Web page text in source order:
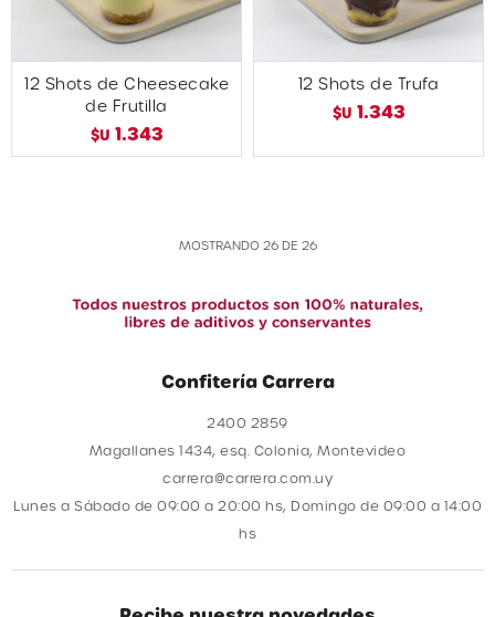
12 Shots de Cheesecake
de Frutilla
$U 1.343
12 Shots de Trufa
$U 1.343
MOSTRANDO 26DE 26
Confitería Carrera
2400 2859
Magallanes 1434, esq. Colonia, Montevideo
carrera@carrera.com.uy
Lunes a Sábado de 09:00 a 20:00 hs, Domingo de 09:00 a 14:00
hs